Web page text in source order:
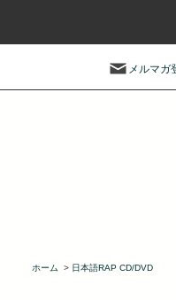
メルマガ
ホーム > 日本語RAP CD/DVD